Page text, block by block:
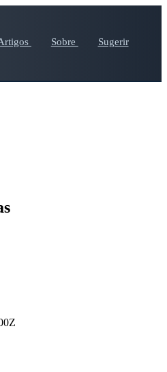
Sobre
Sugerir